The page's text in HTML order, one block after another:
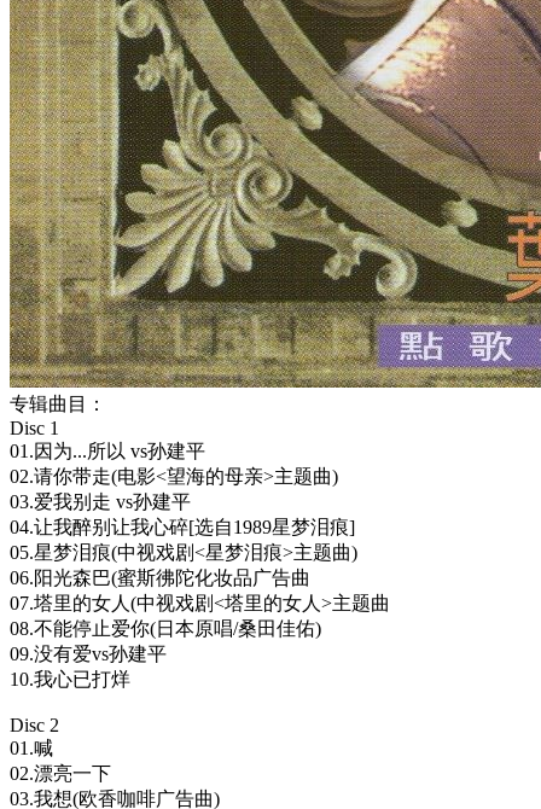
专辑曲目：
Disc 1
01.因为...所以 vs孙建平
02.请你带走(电影<望海的母亲>主题曲)
03.爱我别走 vs孙建平
04.让我醉别让我心碎[选自1989星梦泪痕]
05.星梦泪痕(中视戏剧<星梦泪痕>主题曲)
06.阳光森巴(蜜斯彿陀化妆品广告曲
07.塔里的女人(中视戏剧<塔里的女人>主题曲
08.不能停止爱你(日本原唱/桑田佳佑)
09.没有爱vs孙建平
10.我心已打烊
Disc 2
01.喊
02.漂亮一下
03.我想(欧香咖啡广告曲)